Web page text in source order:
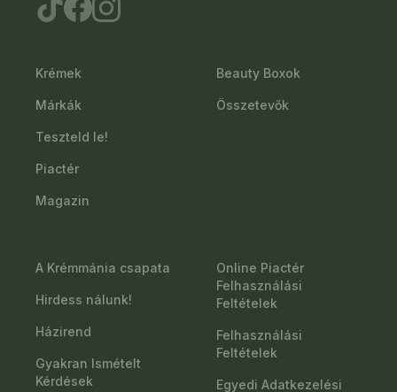
Krémek
Márkák
Teszteld le!
Piactér
Magazin
Beauty Boxok
Összetevők
A Krémmánia csapata
Hirdess nálunk!
Házirend
Gyakran Ismételt
Kérdések
Online Piactér
Felhasználási
Feltételek
Felhasználási
Feltételek
Egyedi Adatkezelési